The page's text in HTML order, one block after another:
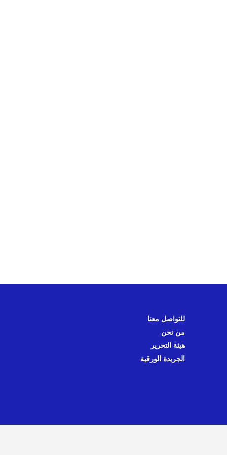
للتواصل معنا
من نحن
هيئة التحرير
الجريدة الورقية